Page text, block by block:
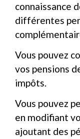
connaissance
différentes
Vous pouvez
vos pensions
impôts.
Vous pouvez
en modifiant
ajoutant des